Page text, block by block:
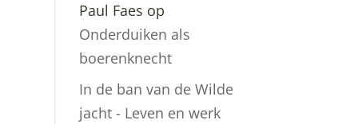
Paul Faes op
Onderduiken als
boerenknecht
In de ban van de Wilde
jacht - Leven en werk